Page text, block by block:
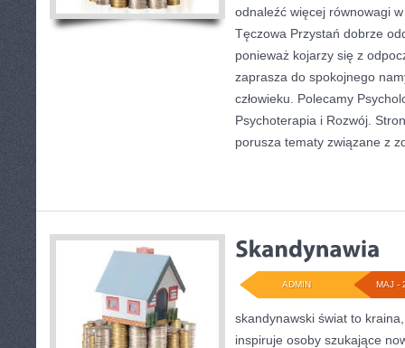
odnaleźć więcej równowagi
Tęczowa Przystań dobrze
ponieważ kojarzy się z
zaprasza do spokojnego
człowieku. Polecamy
Psychoterapia i Rozwój.
porusza tematy związane z
MAJ -
ADMIN
skandynawski świat to
inspiruje osoby szukające